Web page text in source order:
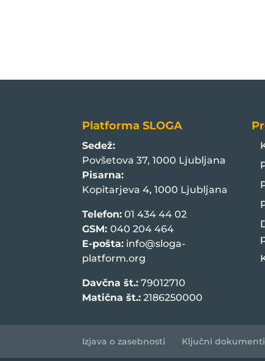
Platforma SLOGA
Sedež:
Povšetova 37, 1000 Ljubljana
Pisarna:
Kopitarjeva 4, 1000 Ljubljana
Telefon: 01 434 44 02
GSM:040 204 464
E-pošta: info@sloga-
platform.org
Davčna št.: 79012710
Matična št.: 2186250000
Izjava o zasebnosti Ključni dokumenti